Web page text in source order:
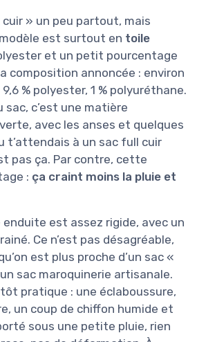
cuir » un peu partout, mais
est surtout en toile
et un petit pourcentage
composition annoncée : environ
% polyester, 1 % polyuréthane.
sac, c’est une matière
avec les anses et quelques
t’attendais à un sac full cuir
pas ça. Par contre, cette
: ça craint moins la pluie et
est assez rigide, avec un
Ce n’est pas désagréable,
est plus proche d’un sac «
sac maroquinerie artisanale.
pratique : une éclaboussure,
un coup de chiffon humide et
sous une petite pluie, rien